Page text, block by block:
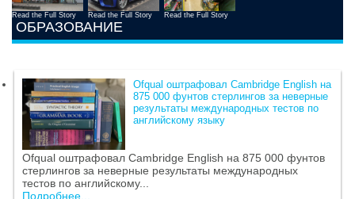
Read the Full Story Read the Full Story Read the Full Story
ОБРАЗОВАНИЕ
Ofqual оштрафовал Cambridge English на
875 000 фунтов стерлингов за неверные
результаты международных тестов по
английскому языку
Ofqual оштрафовал Cambridge English на 875 000 фунтов
стерлингов за неверные результаты международных
тестов по английскому...
Подробнее...